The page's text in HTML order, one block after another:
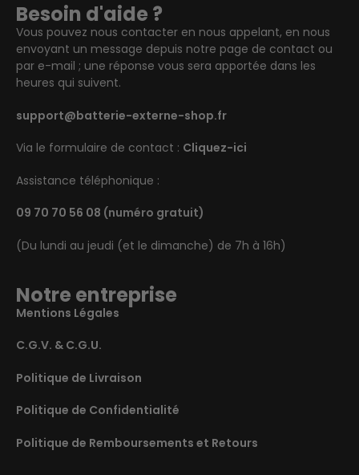
Besoin d'aide ?
Vous pouvez nous contacter en nous appelant, en nous
envoyant un message depuis notre page de contact ou
par e-mail ; une réponse vous sera apportée dans les
heures qui suivent.
support@batterie-externe-shop.fr
Via le formulaire de contact : Cliquez-ici
Assistance téléphonique :
09 70 70 56 08 (numéro gratuit)
(Du lundi au jeudi (et le dimanche) de 7h à 16h)
Notre entreprise
Mentions Légales
C.G.V. & C.G.U.
Politique de Livraison
Politique de Confidentialité
Politique de Remboursements et Retours